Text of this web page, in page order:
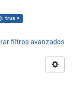
true ×
filtros avanzados